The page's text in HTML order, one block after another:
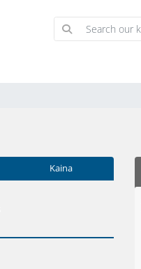
Kaina